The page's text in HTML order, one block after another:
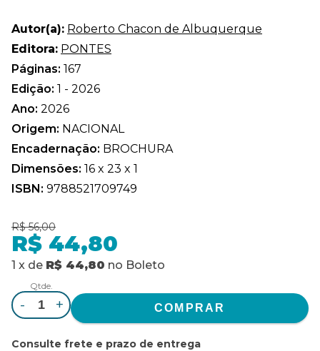
Autor(a): Roberto Chacon de Albuquerque
Editora: PONTES
Páginas: 167
Edição: 1 - 2026
Ano: 2026
Origem: NACIONAL
Encadernação: BROCHURA
Dimensões: 16 x 23 x 1
ISBN: 9788521709749
R$ 56,00
R$ 44,80
1 x de R$ 44,80 no Boleto
Qtde.
- +
Consulte frete e prazo de entrega